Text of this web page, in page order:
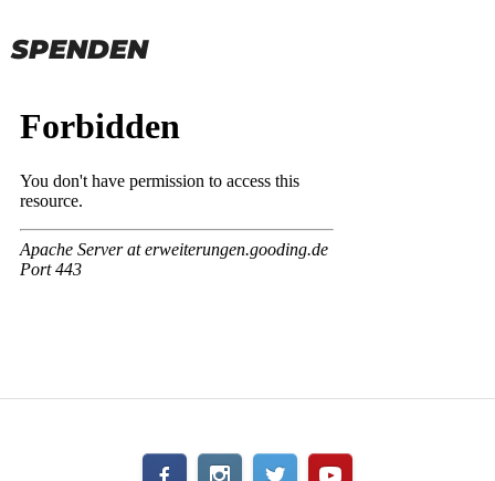
SPENDEN